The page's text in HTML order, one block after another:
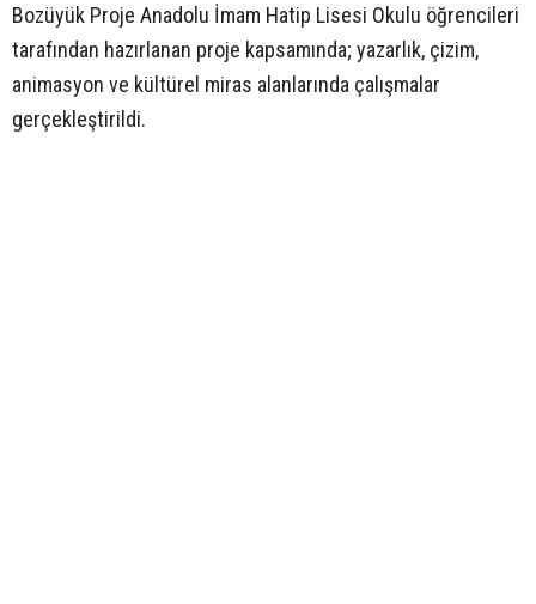
Bozüyük Proje Anadolu İmam Hatip Lisesi Okulu öğrencileri
tarafından hazırlanan proje kapsamında; yazarlık, çizim,
animasyon ve kültürel miras alanlarında çalışmalar
gerçekleştirildi.